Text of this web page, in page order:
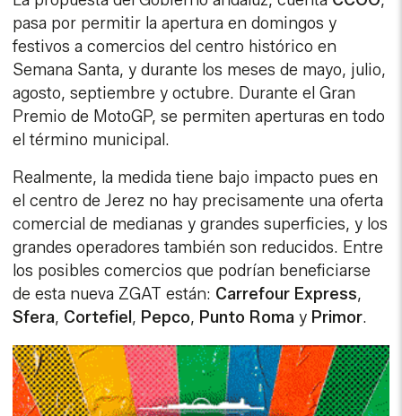
pasa por permitir la apertura en domingos y
festivos a comercios del centro histórico en
Semana Santa, y durante los meses de mayo, julio,
agosto, septiembre y octubre. Durante el Gran
Premio de MotoGP, se permiten aperturas en todo
el término municipal.
Realmente, la medida tiene bajo impacto pues en
el centro de Jerez no hay precisamente una oferta
comercial de medianas y grandes superficies, y los
grandes operadores también son reducidos. Entre
los posibles comercios que podrían beneficiarse
de esta nueva ZGAT están: Carrefour Express,
Sfera, Cortefiel , Pepco, Punto Roma y Primor.